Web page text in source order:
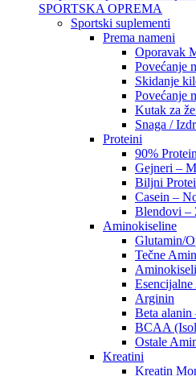
SPORTSKA OPREMA
Sportski suplementi
Prema nameni
Oporavak
Povećanje
Skidanje
Povećanje
Kutak za
Snaga /
Proteini
90%
Gejneri –
Biljni
Casein –
Blendovi –
Aminokiseline
Glutamin/
Tečne
Arginin
Beta alanin
BCAA
Ostale
Kreatini
Kreatin